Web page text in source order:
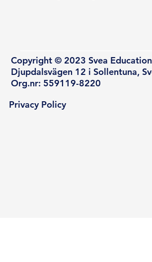
Copyright © 2023 Svea
Djupdalsvägen 12 i Sollentuna,
Org.nr: 559119-8220
Privacy Policy